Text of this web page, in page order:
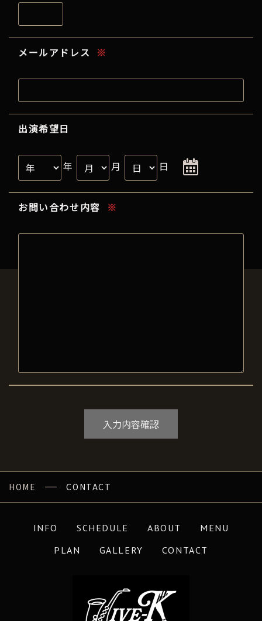
メールアドレス ※
出演希望日
年 月 日
お問い合わせ内容 ※
HOME CONTACT
INFO SCHEDULE ABOUT
MENU
PLAN
GALLERY CONTACT